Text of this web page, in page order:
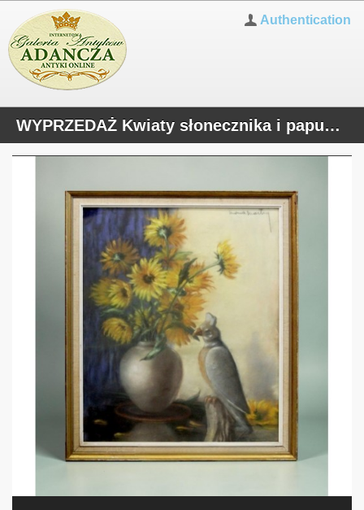
Authentication
WYPRZEDAŻ Kwiaty słonecznika i papuga pastel na kartonie Mona Martin Belgia lata 50/60te